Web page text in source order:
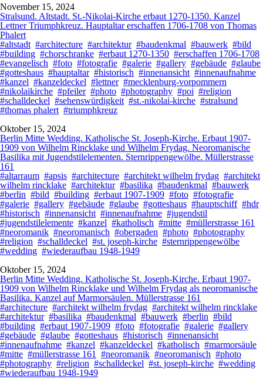
November 15, 2024
Stralsund. Altstadt. St.-Nikolai-Kirche erbaut 1270-1350. Kanzel
Lettner Triumphkreuz. Hauptaltar erschaffen 1706-1708 von Thomas
Phalert
#altstadt #architecture #architektur #baudenkmal #bauwerk #bild
#building #chorschranke #erbaut 1270-1350 #erschaffen 1706-1708
#evangelisch #foto #fotografie #galerie #gallery #gebäude #glaube
#gotteshaus #hauptaltar #historisch #innenansicht #innenaufnahme
#kanzel #kanzeldeckel #lettner #mecklenburg-vorpommern
#nikolaikirche #pfeiler #photo #photography #poi #religion
#schalldeckel #sehenswürdigkeit #st.-nikolai-kirche #stralsund
#thomas phalert #triumphkreuz
Oktober 15, 2024
Berlin Mitte Wedding. Katholische St. Joseph-Kirche. Erbaut 1907-
1909 von Wilhelm Rincklake und Wilhelm Frydag. Neoromanische
Basilika mit Jugendstilelementen. Sternrippengewölbe. Müllerstrasse
161
#altarraum #apsis #architecture #architekt wilhelm frydag #architekt
wilhelm rincklake #architektur #basilika #baudenkmal #bauwerk
#berlin #bild #building #erbaut 1907-1909 #foto #fotografie
#galerie #gallery #gebäude #glaube #gotteshaus #hauptschiff #hdr
#historisch #innenansicht #innenaufnahme #jugendstil
#jugendstilelemente #kanzel #katholisch #mitte #müllerstrasse 161
#neoromanik #neoromanisch #obergaden #photo #photography
#religion #schalldeckel #st. joseph-kirche #sternrippengewölbe
#wedding #wiederaufbau 1948-1949
Oktober 15, 2024
Berlin Mitte Wedding. Katholische St. Joseph-Kirche. Erbaut 1907-
1909 von Wilhelm Rincklake und Wilhelm Frydag als neoromanische
Basilika. Kanzel auf Marmorsäulen. Müllerstrasse 161
#architecture #architekt wilhelm frydag #architekt wilhelm rincklake
#architektur #basilika #baudenkmal #bauwerk #berlin #bild
#building #erbaut 1907-1909 #foto #fotografie #galerie #gallery
#gebäude #glaube #gotteshaus #historisch #innenansicht
#innenaufnahme #kanzel #kanzeldeckel #katholisch #marmorsäule
#mitte #müllerstrasse 161 #neoromanik #neoromanisch #photo
#photography #religion #schalldeckel #st. joseph-kirche #wedding
#wiederaufbau 1948-1949